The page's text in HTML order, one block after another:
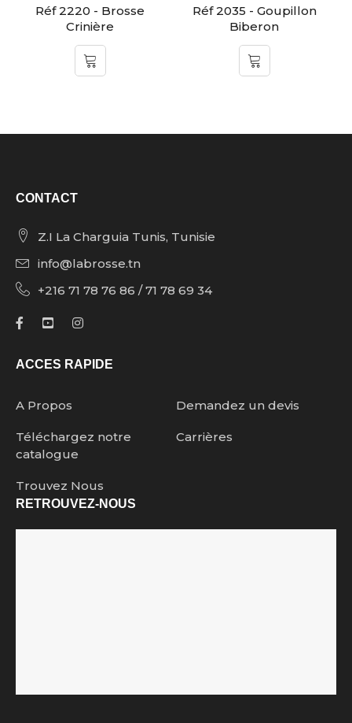
Réf 2220 - Brosse
Crinière
Réf 2035 - Goupillon
Biberon
CONTACT
Z.I La Charguia Tunis, Tunisie
info@labrosse.tn
+216 71 78 76 86 / 71 78 69 34
ACCES RAPIDE
A Propos Demandez un devis
Téléchargez notre
catalogue
Carrières
Trouvez Nous
RETROUVEZ-NOUS